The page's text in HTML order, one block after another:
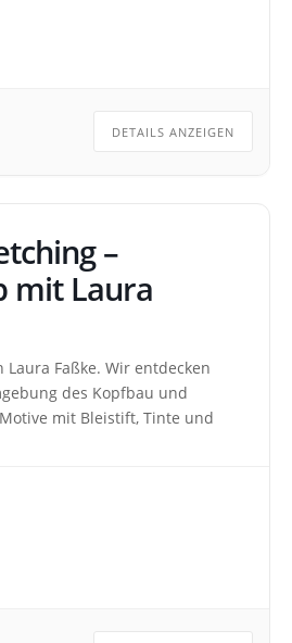
DETAILS ANZEIGEN
–
mit Laura
Faßke. Wir entdecken
des Kopfbau und
mit Bleistift, Tinte und